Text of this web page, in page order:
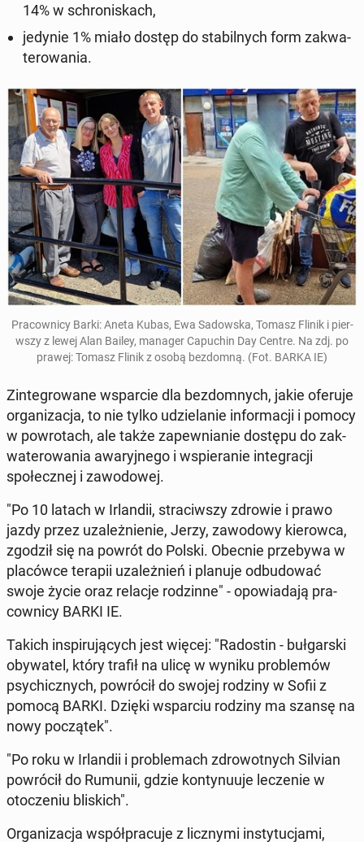
14% w schro­niskach,
jedynie 1% miało dostęp do sta­bil­nych form za­k­wa­
terowa­nia.
Pra­cown­i­cy Barki: Aneta Kubas, Ewa Sad­ows­ka, Tomasz Flinik i pier­
wszy z lewej Alan Bailey, manager Ca­puchin Day Centre. Na zdj. po
prawej: Tomasz Flinik z osobą bez­dom­ną. (Fot. BARKA IE)
Zin­te­growane ws­par­cie dla bez­dom­nych, jakie oferuje
or­ga­ni­za­c­ja, to nie tylko udzielanie in­for­ma­cji i pomocy
w powro­tach, ale także za­pew­ni­an­ie dostępu do za­k­
wa­terowa­nia awaryjnego i wspieranie in­te­gracji
społecznej i za­wodowej.
"Po 10 latach w Ir­landii, straci­wszy zdrowie i prawo
jazdy przez uza­leżnie­nie, Jerzy, za­wodowy kierow­ca,
zgodził się na powrót do Polski. Obecnie prze­by­wa w
placów­ce terapii uza­leżnień i planuje odbu­dować
swoje życie oraz relacje rodzinne" - opowiada­ją pra­
cown­i­cy BARKI IE.
Takich in­spiru­ją­cych jest więcej: "Ra­dostin - buł­gars­ki
oby­wa­tel, który trafił na ulicę w wyniku prob­lemów
psy­chicznych, powró­cił do swojej rodziny w Sofii z
pomocą BARKI. Dzięki ws­par­ciu rodziny ma szansę na
nowy początek".
"Po roku w Ir­landii i prob­lemach zdrowot­nych Silvian
powró­cił do Rumunii, gdzie kon­tynu­u­je lecze­nie w
otocze­niu blis­kich".
Or­ga­ni­za­c­ja współpracu­je z liczny­mi in­sty­tuc­ja­mi,